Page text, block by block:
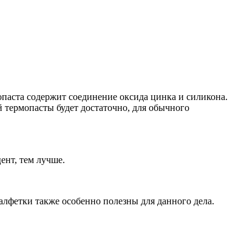
содержит соединение оксида цинка и силикона.
будет достаточно, для обычного
тем лучше.
также особенно полезны для данного дела.